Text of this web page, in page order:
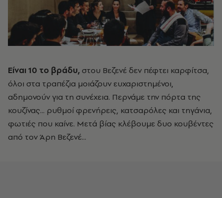
Eίναι 10 το βράδυ, στου Βεζενέ δεν πέφτει καρφίτσα,
όλοι στα τραπέζια μοιάζουν ευχαριστημένοι,
αδημονούν για τη συνέχεια. Περνάμε την πόρτα της
κουζίνας... ρυθμοί φρενήρεις, κατσαρόλες και τηγάνια,
φωτιές που καίνε. Μετά βίας κλέβουμε δυο κουβέντες
από τον Άρη Βεζενέ...